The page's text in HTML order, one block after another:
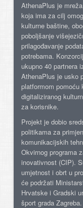
AthenaPlus je
koja ima za cilj
kulturne baštine,
poboljšanje
prilagođavanje
potrebama.
ukupno 40 partnera
AthenaPlus je usko
platformom
digitaliziranog
za korisnike.
Projekt je dobio
politikama za
komunikacijskih
Okvirnog programa
inovativnost (CIP).
umjetnost i obrt u
će podržati
Hrvatske i Gradski
šport grada Zagreba.